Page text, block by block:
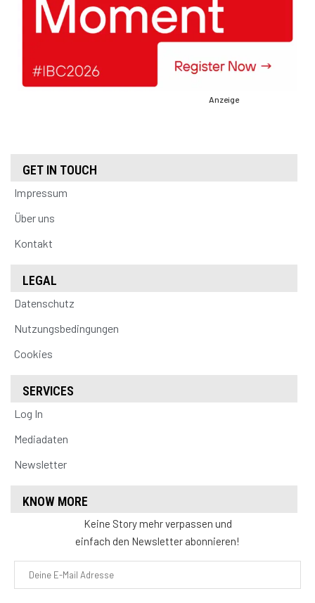
Anzeige
GET IN TOUCH
Impressum
Über uns
Kontakt
LEGAL
Datenschutz
Nutzungsbedingungen
Cookies
SERVICES
Log In
Mediadaten
Newsletter
KNOW MORE
Keine Story mehr verpassen und
einfach den Newsletter abonnieren!